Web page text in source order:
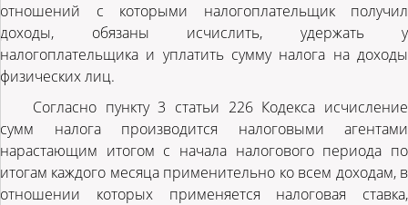
отношений с которыми налогоплательщик получил
доходы, обязаны исчислить, удержать у
налогоплательщика и уплатить сумму налога на доходы
физических лиц.
Согласно пункту 3 статьи 226 Кодекса исчисление
сумм налога производится налоговыми агентами
нарастающим итогом с начала налогового периода по
итогам каждого месяца применительно ко всем доходам, в
отношении которых применяется налоговая ставка,